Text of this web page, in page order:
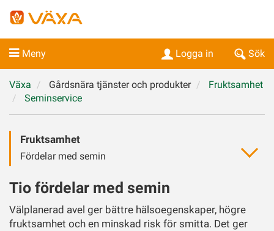
Meny Sök
Logga in
Växa Gårdsnära tjänster och produkter
Fruktsamhet
Seminservice
Fruktsamhet
Fördelar med semin
Tio fördelar med semin
Välplanerad avel ger bättre hälsoegenskaper, högre
fruktsamhet och en minskad risk för smitta. Det ger